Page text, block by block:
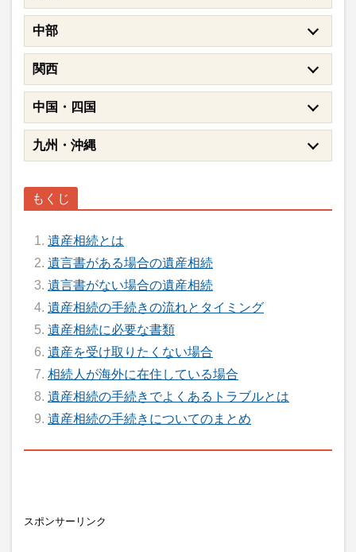
中部
関西
中国・四国
九州・沖縄
遺産相続とは
遺言書がある場合の遺産相続
遺言書がない場合の遺産相続
遺産相続の手続きの流れとタイミング
遺産相続に必要な書類
遺産を受け取りたくない場合
相続人が海外に在住している場合
遺産相続の手続きでよくあるトラブルとは
遺産相続の手続きについてのまとめ
スポンサーリンク